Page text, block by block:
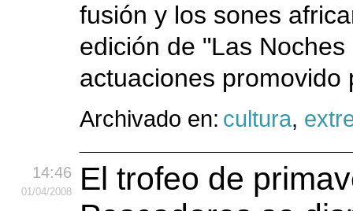
fusión y los sones
edición de "Las
actuaciones
Archivado en: cultura,
14:46
01/04/2008
El trofeo de